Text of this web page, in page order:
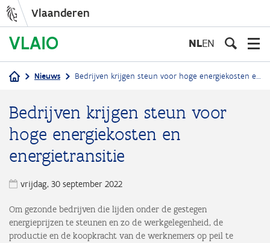
Vlaanderen
NLEN
Nieuws Bedrijven krijgen steun voor hoge energiekosten en energietransitie
Bedrijven krijgen steun voor
hoge energiekosten en
energietransitie
vrijdag, 30 september 2022
Om gezonde bedrijven die lijden onder de gestegen
energieprijzen te steunen en zo de werkgelegenheid, de
productie en de koopkracht van de werknemers op peil te